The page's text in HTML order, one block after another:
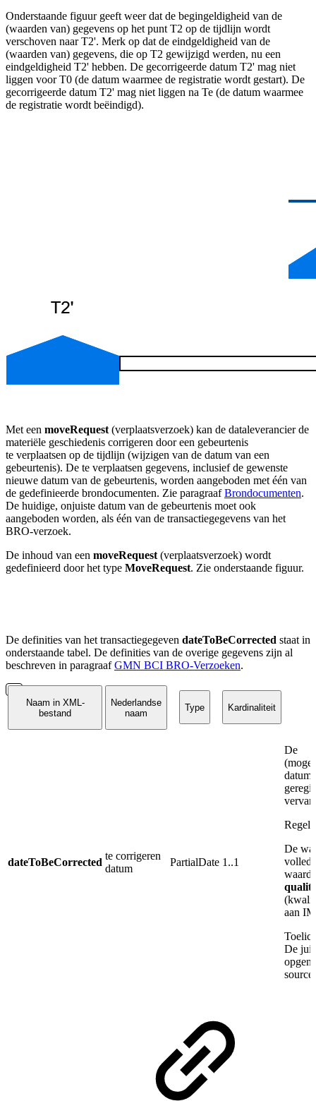
Onderstaande figuur geeft weer dat de begingeldigheid van de
(waarden van) gegevens op het punt T2 op de tijdlijn wordt
verschoven naar T2'. Merk op dat de eindgeldigheid van de
(waarden van) gegevens, die op T2 gewijzigd werden, nu een
eindgeldigheid T2' hebben. De gecorrigeerde datum T2' mag niet
liggen voor T0 (de datum waarmee de registratie wordt gestart). De
gecorrigeerde datum T2' mag niet liggen na Te (de datum waarmee
de registratie wordt beëindigd).
Met een moveRequest (verplaatsverzoek) kan de dataleverancier de
materiële geschiedenis corrigeren door een gebeurtenis
te verplaatsen op de tijdlijn (wijzigen van de datum van een
gebeurtenis). De te verplaatsen gegevens, inclusief de gewenste
nieuwe datum van de gebeurtenis, worden aangeboden met één van
de gedefinieerde brondocumenten. Zie paragraafBrondocumenten.
De huidige, onjuiste datum van de gebeurtenis moet ook
aangeboden worden, als één van de transactiegegevens van het
BRO-verzoek.
De inhoud van een moveRequest (verplaatsverzoek) wordt
gedefinieerd door het type MoveRequest. Zie onderstaande figuur.
De definities van het transactiegegeven dateToBeCorrected staat in
onderstaande tabel. De definities van de overige gegevens zijn al
beschreven in paragraafGMN BCI BRO-Verzoeken.
Naam in XML-
bestand
Nederlandse
naam
Type Kardinaliteit
dateToBeCorrected
te corrigeren
datum
PartialDate 1..1
De
datum
De
aan
De